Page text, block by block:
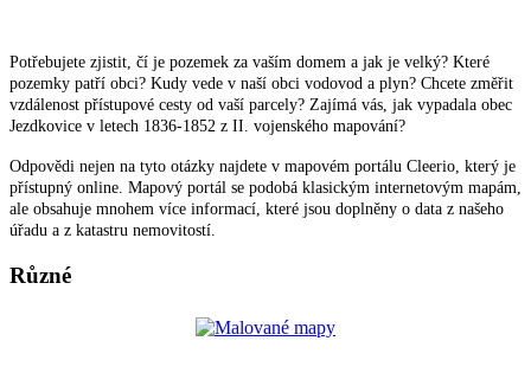
Potřebujete zjistit, čí je pozemek za vaším domem a jak je velký? Které
pozemky patří obci? Kudy vede v naší obci vodovod a plyn? Chcete změřit
vzdálenost přístupové cesty od vaší parcely? Zajímá vás, jak vypadala obec
Jezdkovice v letech 1836-1852 z II. vojenského mapování?
Odpovědi nejen na tyto otázky najdete v mapovém portálu Cleerio, který je
přístupný online. Mapový portál se podobá klasickým internetovým mapám,
ale obsahuje mnohem více informací, které jsou doplněny o data z našeho
úřadu a z katastru nemovitostí.
Různé